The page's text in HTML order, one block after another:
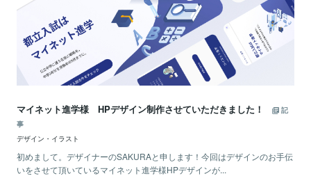
マイネット進学様 HPデザイン制作させていただきました！
記
事
デザイン・イラスト
初めまして。デザイナーのSAKURAと申します！今回はデザインのお手伝
いをさせて頂いているマイネット進学様HPデザインが...